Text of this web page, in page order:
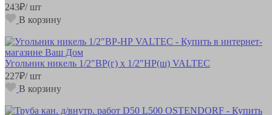
243₽/ шт
В корзину
Угольник никель 1/2"ВР(г) х 1/2"НР(ш) VALTEC
227₽/ шт
В корзину